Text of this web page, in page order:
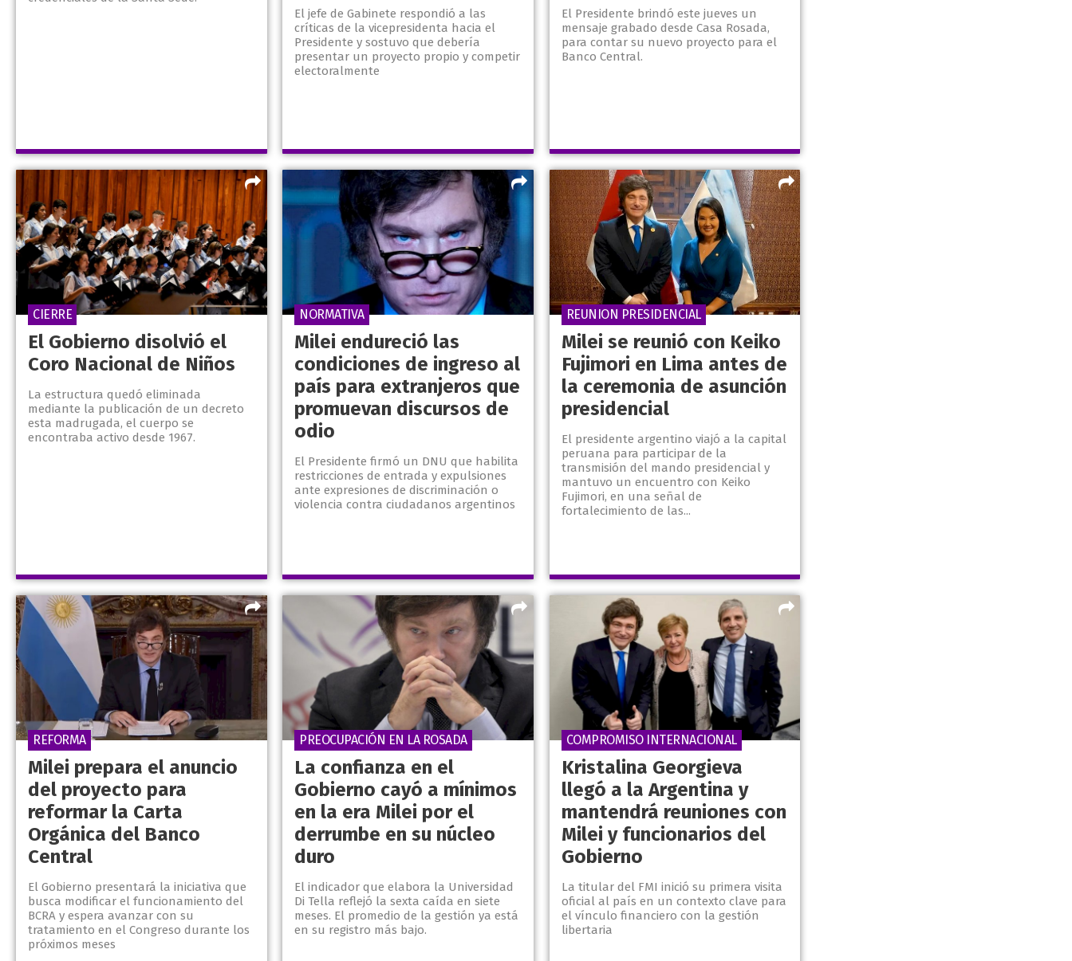
El jefe de Gabinete respondió a las
críticas de la vicepresidenta hacia el
Presidente y sostuvo que debería
presentar un proyecto propio y competir
electoralmente
El Presidente brindó este jueves un
mensaje grabado desde Casa Rosada,
para contar su nuevo proyecto para el
Banco Central.
El Gobierno disolvió el
Coro Nacional de Niños
La estructura quedó eliminada
mediante la publicación de un decreto
esta madrugada, el cuerpo se
encontraba activo desde 1967.
CIERRE
Milei endureció las
condiciones de ingreso al
país para extranjeros que
promuevan discursos de
odio
El Presidente firmó un DNU que habilita
restricciones de entrada y expulsiones
ante expresiones de discriminación o
violencia contra ciudadanos argentinos
NORMATIVA
Milei se reunió con Keiko
Fujimori en Lima antes de
la ceremonia de asunción
presidencial
El presidente argentino viajó a la capital
peruana para participar de la
transmisión del mando presidencial y
mantuvo un encuentro con Keiko
Fujimori, en una señal de
fortalecimiento de las...
REUNION PRESIDENCIAL
Milei prepara el anuncio
del proyecto para
reformar la Carta
Orgánica del Banco
Central
El Gobierno presentará la iniciativa que
busca modificar el funcionamiento del
BCRA y espera avanzar con su
tratamiento en el Congreso durante los
próximos meses
REFORMA
La confianza en el
Gobierno cayó a mínimos
en la era Milei por el
derrumbe en su núcleo
duro
El indicador que elabora la Universidad
Di Tella reflejó la sexta caída en siete
meses. El promedio de la gestión ya está
en su registro más bajo.
PREOCUPACIÓN EN LA ROSADA
Kristalina Georgieva
llegó a la Argentina y
mantendrá reuniones con
Milei y funcionarios del
Gobierno
La titular del FMI inició su primera visita
oficial al país en un contexto clave para
el vínculo financiero con la gestión
libertaria
COMPROMISO INTERNACIONAL